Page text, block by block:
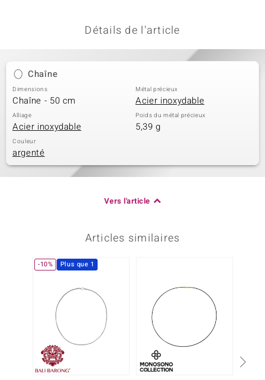
Détails de l'article
Chaîne
Dimensions
Chaîne - 50 cm
Métal précieux
Acier inoxydable
Alliage
Acier inoxydable
Poids du métal précieux
5,39 g
Couleur
argenté
Vers l'article
Articles similaires
-10% Plus que 1